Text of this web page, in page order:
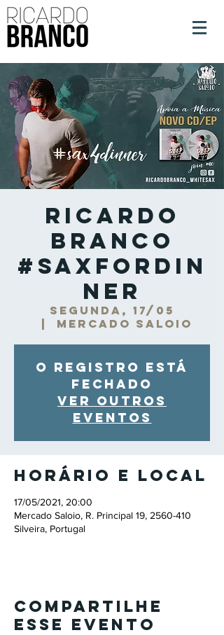
Ricardo
Branco
#SaxForDin
ner
segunda, 17/05
Mercado Saloio
O registro está
fechado
Ver outros
eventos
Horário e local
17/05/2021, 20:00
Mercado Saloio, R. Principal 19, 2560-410
Silveira, Portugal
Compartilhe
esse evento